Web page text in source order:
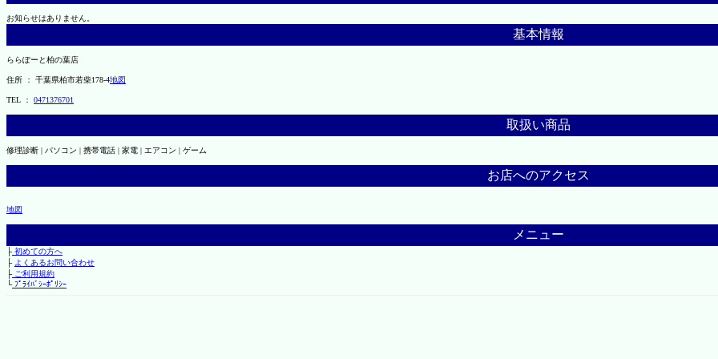
お知らせはありません。
基本情報
ららぽーと柏の葉店
住所 ： 千葉県柏市若柴178-4地図
TEL ： 0471376701
取扱い商品
修理診断 | パソコン | 携帯電話 | 家電 | エアコン | ゲーム
お店へのアクセス
地図
メニュー
├初めての方へ
├ よくあるお問い合わせ
├ご利用規約
└ﾌﾟﾗｲﾊﾞｼｰﾎﾟﾘｼｰ